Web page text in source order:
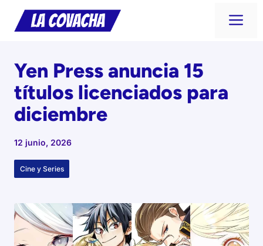
Saltar
Yen Press anuncia 15
títulos licenciados para
diciembre
12 junio, 2026
Cine y Series